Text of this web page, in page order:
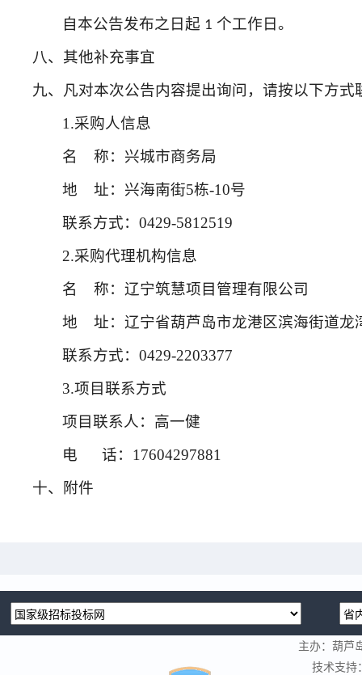
自本公告发布之日起 1 个工作日。
八、其他补充事宜
九、凡对本次公告内容提出询问，请按以下方式
1.采购人信息
名
称：兴城市商务局
地
址：兴海南街5栋-10号
联系方式：0429-5812519
2.采购代理机构信息
名
称：辽宁筑慧项目管理有限公司
地
址：辽宁省葫芦岛市龙港区滨海街道龙
联系方式：0429-2203377
3.项目联系方式
项目联系人：高一健
电
话：17604297881
十、附件
主办：葫芦
技术支持